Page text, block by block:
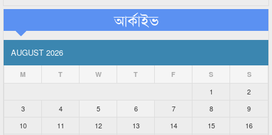
আর্কাইভ
AUGUST 2026
M T W T F S S
1
2
3
4 5 6 7 8
9
10
11 12 13 14 15 16